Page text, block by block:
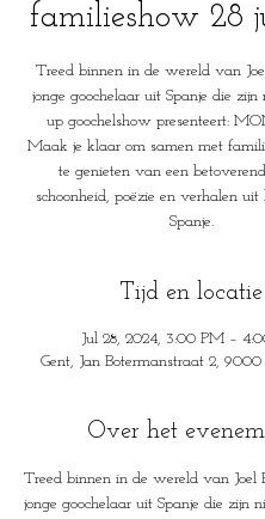
familieshow 28
Treed binnen in de wereld van
jonge goochelaar uit Spanje die zijn
up goochelshow presenteert:
Maak je klaar om samen met
te genieten van een
schoonheid, poëzie en verhalen
Spanje.
Tijd en locatie
Jul 28, 2024, 3:00 PM –
Gent, Jan Botermanstraat 2, 9000
Over het
Treed binnen in de wereld van Joel
jonge goochelaar uit Spanje die zijn